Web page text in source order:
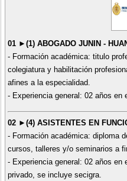
01 ►(1) ABOGADO JUNIN -
- Formación académica: titulo
colegiatura y habilitación
afines a la especialidad.
- Experiencia general: 02 años en
02 ►(4) ASISTENTES EN
- Formación académica: diploma
cursos, talleres y/o seminarios a
- Experiencia general: 02 años en
privado, se incluye secigra.